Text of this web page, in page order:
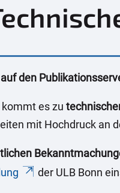
den
es zu
mit Hochdruck an
der ULB Bonn